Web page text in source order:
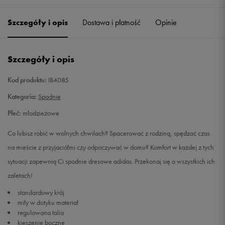
152 Powiadom o dostępności
Szczegóły i opis Dostawa i płatność Opinie
Szczegóły i opis
Kod produktu: IB4085
Kategoria: Spodnie
Płeć: młodzieżowe
Co lubisz robić w wolnych chwilach? Spacerować z rodziną, spędzać czas
na mieście z przyjaciółmi czy odpoczywać w domu? Komfort w każdej z tych
sytuacji zapewnią Ci spodnie dresowe adidas. Przekonaj się o wszystkich ich
zaletach!
standardowy krój
miły w dotyku materiał
regulowana talia
kieszenie boczne